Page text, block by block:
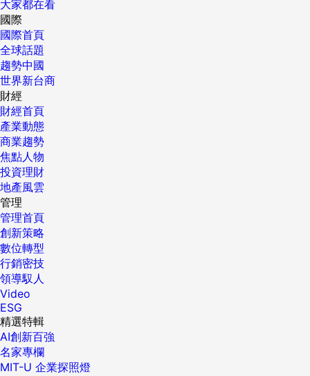
大家都在看
國際
國際首頁
全球話題
趨勢中國
世界新台商
財經
財經首頁
產業動態
商業趨勢
焦點人物
投資理財
地產風雲
管理
管理首頁
創新策略
數位轉型
行銷密技
領導馭人
Video
ESG
精選特輯
AI創新百強
名家專欄
MIT-U 企業探照燈